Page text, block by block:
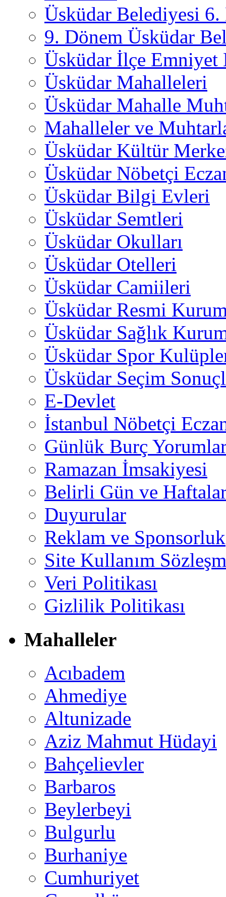
Üsküdar Belediyesi 6.
9. Dönem Üsküdar
Üsküdar İlçe
Üsküdar Mahalleleri
Üsküdar Mahalle
Mahalleler ve
Üsküdar Kültür
Üsküdar Nöbetçi
Üsküdar Bilgi Evleri
Üsküdar Semtleri
Üsküdar Okulları
Üsküdar Otelleri
Üsküdar Camiileri
Üsküdar Resmi
Üsküdar Sağlık
Üsküdar Spor
Üsküdar Seçim
E-Devlet
İstanbul Nöbetçi
Günlük Burç
Ramazan İmsakiyesi
Belirli Gün ve
Duyurular
Reklam ve Sponsorluk
Site Kullanım
Veri Politikası
Gizlilik Politikası
Mahalleler
Acıbadem
Ahmediye
Altunizade
Aziz Mahmut Hüdayi
Bahçelievler
Barbaros
Beylerbeyi
Bulgurlu
Burhaniye
Cumhuriyet